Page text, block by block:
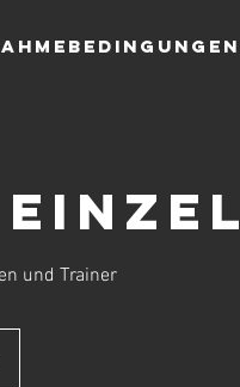
und Trainer